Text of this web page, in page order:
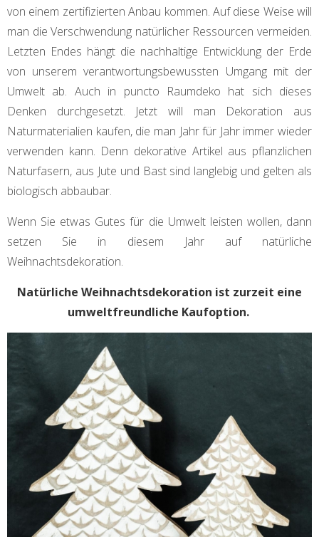
von einem zertifizierten Anbau kommen. Auf diese Weise will
man die Verschwendung natürlicher Ressourcen vermeiden.
Letzten Endes hängt die nachhaltige Entwicklung der Erde
von unserem verantwortungsbewussten Umgang mit der
Umwelt ab. Auch in puncto Raumdeko hat sich dieses
Denken durchgesetzt. Jetzt will man Dekoration aus
Naturmaterialien kaufen, die man Jahr für Jahr immer wieder
verwenden kann. Denn dekorative Artikel aus pflanzlichen
Naturfasern, aus Jute und Bast sind langlebig und gelten als
biologisch abbaubar.
Wenn Sie etwas Gutes für die Umwelt leisten wollen, dann
setzen Sie in diesem Jahr auf natürliche
Weihnachtsdekoration.
Natürliche Weihnachtsdekoration ist zurzeit eine
umweltfreundliche Kaufoption.